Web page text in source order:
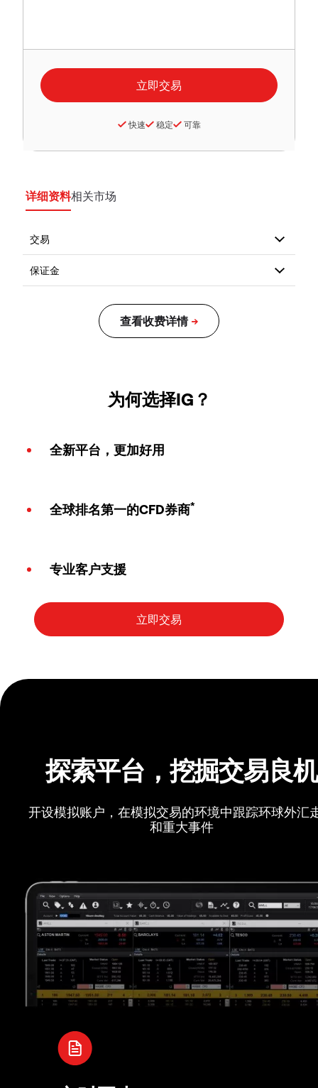
快速 稳定 可靠
详细资料相关市场
为何选择IG？
全新平台，更加好用
全球排名第一的CFD券商*
专业客户支援
探索平台，挖掘交易良机
开设模拟账户，在模拟交易的环境中跟踪环球外汇
和重大事件